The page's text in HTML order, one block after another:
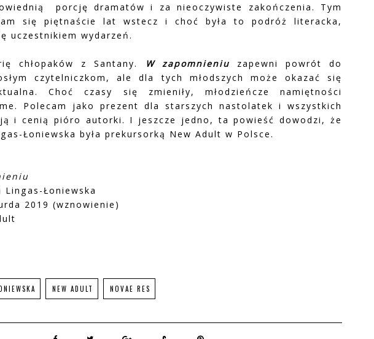
porcję dramatów i za nieoczywiste zakończenia. Tym
się piętnaście lat wstecz i choć była to podróż literacka,
uczestnikiem wydarzeń.
chłopaków z Santany. W zapomnieniu zapewni powrót do
czytelniczkom, ale dla tych młodszych może okazać się
Choć czasy się zmieniły, młodzieńcze namiętności
Polecam jako prezent dla starszych nastolatek i wszystkich
i cenią pióro autorki. I jeszcze jedno, ta powieść dowodzi, że
Łoniewska była prekursorką New Adult w Polsce.
Lingas-Łoniewska
2019 (wznowienie)
NEW ADULT NOVAE RES